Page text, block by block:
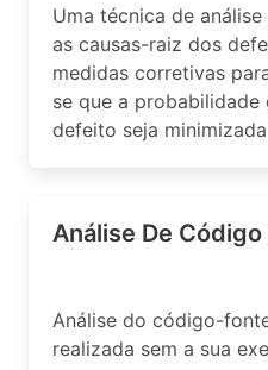
Uma técnica de
as causas-raiz dos
medidas corretivas
se que a
defeito seja minimizada
Análise De
Análise do código-
realizada sem a sua